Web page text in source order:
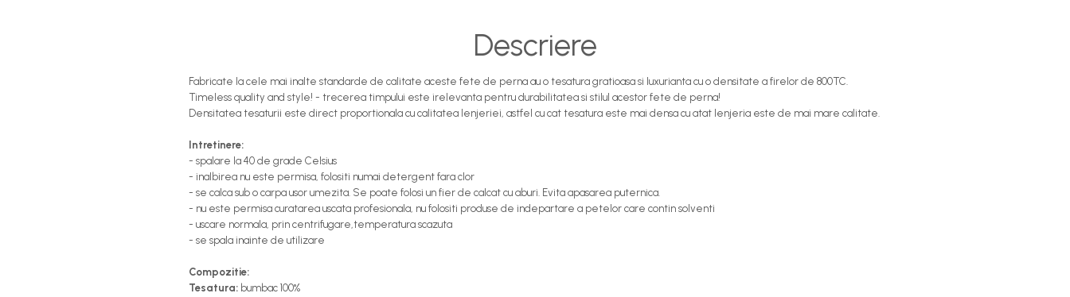
Descriere
Fabricate la cele mai inalte standarde de calitate aceste fete de perna au o tesatura gratioasa si luxurianta cu o densitate a firelor de 800TC.
Timeless quality and style! - trecerea timpului este irelevanta pentru durabilitatea si stilul acestor fete de perna!
Densitatea tesaturii este direct proportionala cu calitatea lenjeriei, astfel cu cat tesatura este mai densa cu atat lenjeria este de mai mare calitate.
Intretinere:
- spalare la 40 de grade Celsius
- inalbirea nu este permisa, folositi numai detergent fara clor
- se calca sub o carpa usor umezita. Se poate folosi un fier de calcat cu aburi. Evita apasarea puternica.
- nu este permisa curatarea uscata profesionala, nu folositi produse de indepartare a petelor care contin solventi
- uscare normala, prin centrifugare,temperatura scazuta
- se spala inainte de utilizare
Compozitie:
Tesatura: bumbac 100%